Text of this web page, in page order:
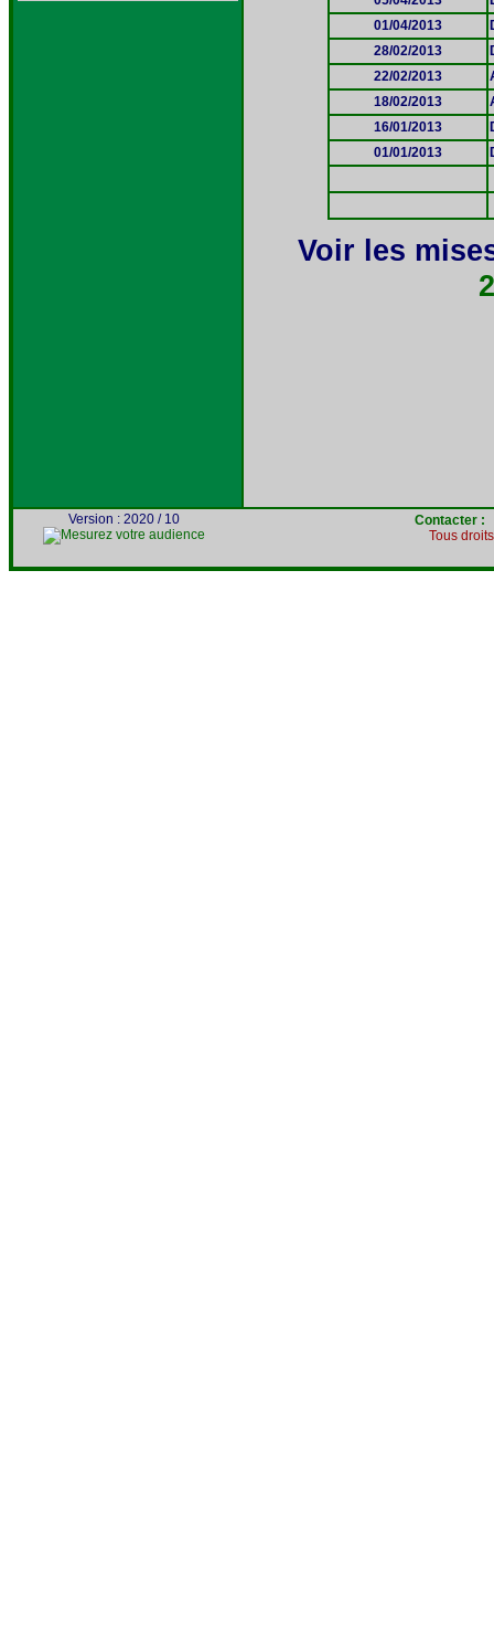
01/04/2013
28/02/2013
22/02/2013
18/02/2013
16/01/2013
01/01/2013
Voir les
Version : 2020 / 10
Contacter :
Tous